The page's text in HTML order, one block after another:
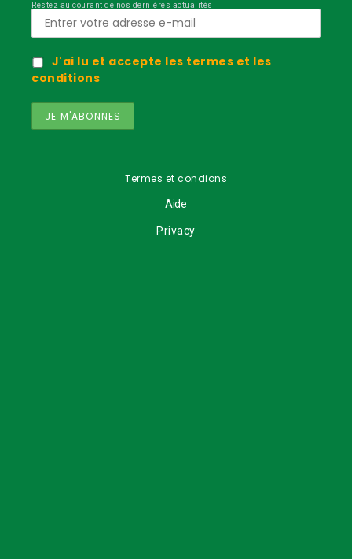
Restez au courant de nos dernières actualités
J'ai lu et accepte les termes et les
conditions
Termes et condions
Aide
Privacy